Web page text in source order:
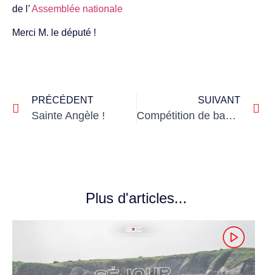
de l’Assemblée nationale
Merci M. le député !
PRÉCÉDENT
Sainte Angèle !
SUIVANT
Compétition de basket
Plus d'articles...